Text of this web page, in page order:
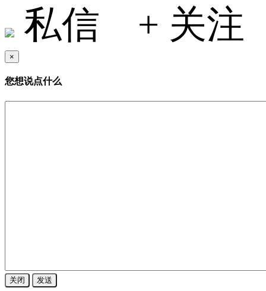
私信 + 关注
×
您想说点什么
关闭 发送